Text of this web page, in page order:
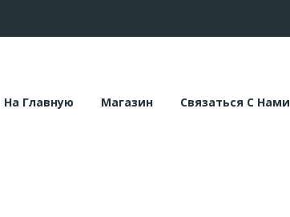
На Главную Магазин Связаться С Нами